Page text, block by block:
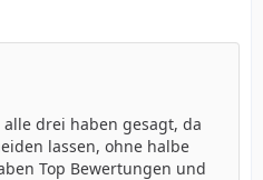
drei haben gesagt, da
lassen, ohne halbe
Top Bewertungen und